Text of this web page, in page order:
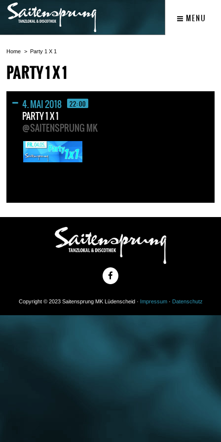
MENU
Home Party 1 X 1
PARTY 1 X 1
4. MAI 2018 22:00
PARTY 1 X 1
@SAITENSPRUNG MK
Copyright © 2023 Saitensprung MK Lüdenscheid · Impressum· Datenschutz